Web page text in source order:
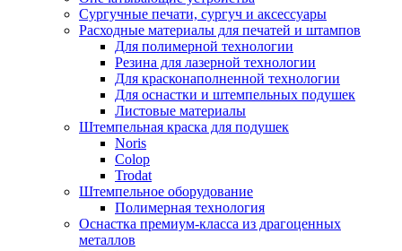
Сургучные печати, сургуч и аксессуары
Расходные материалы для печатей и штампов
Для полимерной технологии
Резина для лазерной технологии
Для красконаполненной технологии
Для оснастки и штемпельных подушек
Листовые материалы
Штемпельная краска для подушек
Noris
Colop
Trodat
Штемпельное оборудование
Полимерная технология
Оснастка премиум-класса из драгоценных
металлов